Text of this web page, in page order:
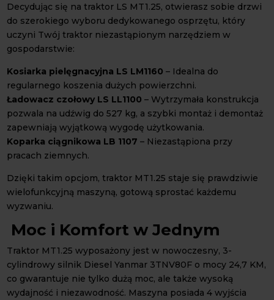
Decydując się na traktor LS MT1.25, otwierasz sobie drzwi
do szerokiego wyboru dedykowanego osprzętu, który
uczyni Twój traktor niezastąpionym narzędziem w
gospodarstwie:
Kosiarka pielęgnacyjna LS LM1160 – Idealna do
regularnego koszenia dużych powierzchni.
Ładowacz czołowy LS LL1100 – Wytrzymała konstrukcja
pozwala na udźwig do 527 kg, a szybki montaż i demontaż
zapewniają wyjątkową wygodę użytkowania.
Koparka ciągnikowa LB 1107 – Niezastąpiona przy
pracach ziemnych.
Dzięki takim opcjom, traktor MT1.25 staje się prawdziwie
wielofunkcyjną maszyną, gotową sprostać każdemu
wyzwaniu.
Moc i Komfort w Jednym
Traktor MT1.25 wyposażony jest w nowoczesny, 3-
cylindrowy silnik Diesel Yanmar 3TNV80F o mocy 24,7 KM,
co gwarantuje nie tylko dużą moc, ale także wysoką
wydajność i niezawodność. Maszyna posiada 4 wyjścia